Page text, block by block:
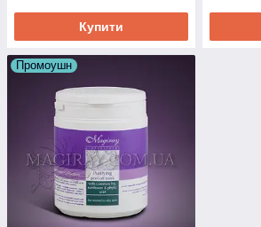
Купити
Промоушн